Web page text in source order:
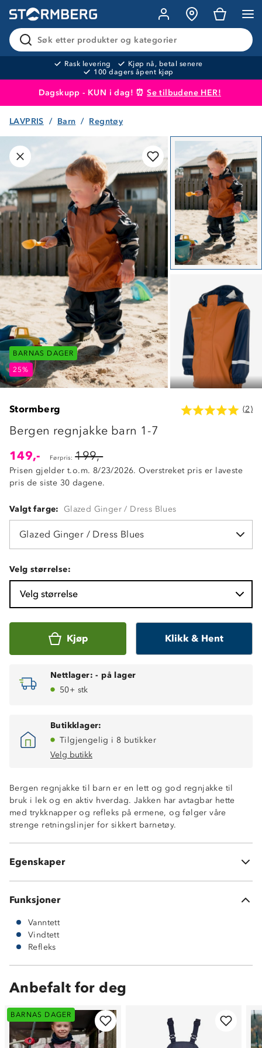
Søk etter produkter og kategorier
Rask levering
Kjøp nå, betal senere
100 dagers åpent kjøp
Dagskupp - KUN i dag! ⏰Se tilbudene HER!
Produktet er lagt i handlekurven
LAVPRIS Barn Regntøy
BARNAS DAGER
25%
BARNAS DAGER
25%
BARNAS DAGER
25%
Stormberg (2)
Bergen regnjakke barn 1-7
149,-
Førpris: 199,-
Prisen gjelder t.o.m. 8/23/2026. Overstreket pris er laveste
pris de siste 30 dagene.
Valgt farge: Glazed Ginger / Dress Blues
Glazed Ginger / Dress Blues
Velg størrelse:
Velg størrelse
Kjøp Klikk & Hent
Nettlager: - på lager
50+ stk
Butikklager:
Tilgjengelig i 8 butikker
Velg butikk
Bergen regnjakke til barn er en lett og god regnjakke til
bruk i lek og en aktiv hverdag. Jakken har avtagbar hette
med trykknapper og refleks på ermene, og følger våre
strenge retningslinjer for sikkert barnetøy.
Egenskaper
Avtagbar hette med trykknapper
Stormklaff foran glidelås i front
Refleksdetaljer på ermene
Sveisede sømmer
Jakken har ingen lommer
Funksjoner
Vanntett
Vindtett
Refleks
Anbefalt for deg
BARNAS DAGER